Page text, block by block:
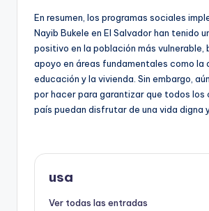
En resumen, los programas sociales
Nayib Bukele en El Salvador han tenido
positivo en la población más vulnerable,
apoyo en áreas fundamentales como la
educación y la vivienda. Sin embargo,
por hacer para garantizar que todos los
país puedan disfrutar de una vida digna
usa
Ver todas las entradas